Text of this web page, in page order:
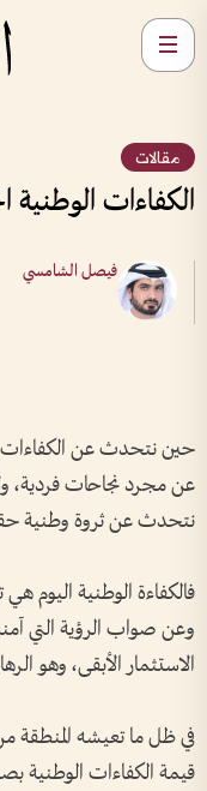
مقالات
الكفاءات الوطنية
فيصل الشامسي
حين نتحدث عن الكفاءات
عن مجرد نجاحات فردية،
نتحدث عن ثروة وطنية
فالكفاءة الوطنية اليوم
وعن صواب الرؤية التي
الاستثمار الأبقى، وهو
في ظل ما تعيشه المنطقة
قيمة الكفاءات الوطنية